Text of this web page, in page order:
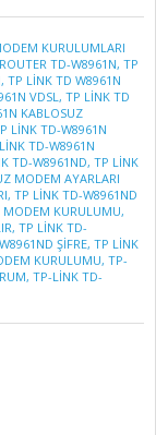
KURULUMLARI
TD-W8961N, TP
, TP LINK TD W8961N
VDSL, TP LINK TD
KABLOSUZ
LİNK TD-W8961N
TD-W8961N
TD-W8961ND, TP LİNK
MODEM AYARLARI
, TP LİNK TD-W8961ND
KURULUMU,
, TP LİNK TD-
ŞIFRE, TP LINK
KURULUMU, TP-
, TP-LINK TD-